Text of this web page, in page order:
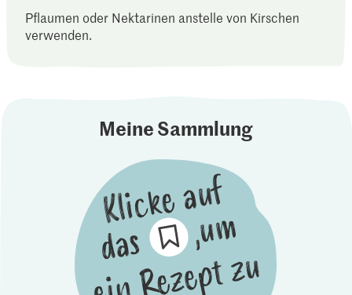
Pflaumen oder Nektarinen anstelle von Kirschen
verwenden.
Meine Sammlung